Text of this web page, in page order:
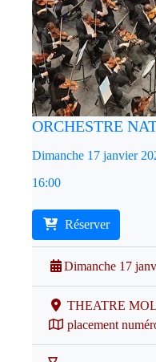
ORCHESTRE
Dimanche 17 janvier
16:00
Réserver
Dimanche 17
THEATRE
placement